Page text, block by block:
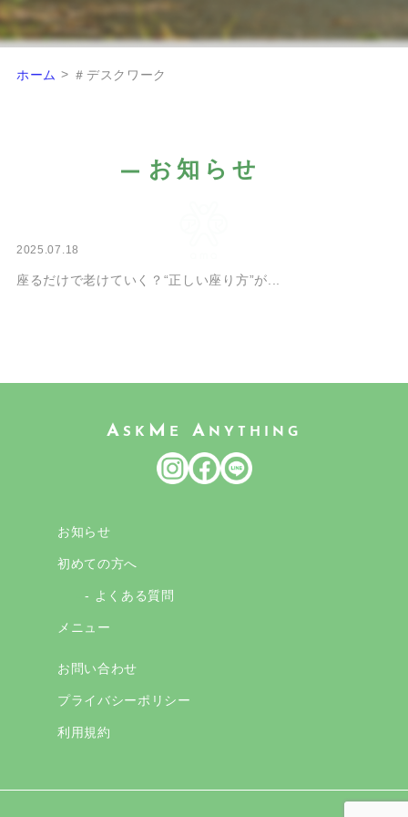
ホーム > ＃デスクワーク
お知らせ
2025.07.18
座るだけで老けていく？“正しい座り方”が...
A SK M E A NYTHING
お知らせ
初めての方へ
- よくある質問
メニュー
お問い合わせ
プライバシーポリシー
利用規約